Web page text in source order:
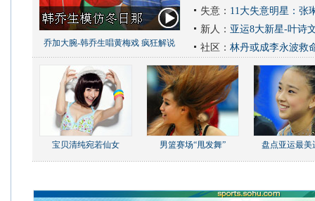
乔加大腕-韩乔生唱黄梅戏 疯狂解说
失意： 11大失意明星：张
新人： 亚运8大新星-叶诗
社区： 林丹或成李永波救
宝贝清纯宛若仙女 男篮赛场“甩发舞” 盘点亚运最美